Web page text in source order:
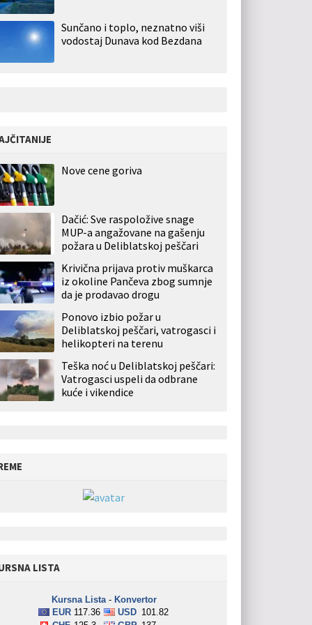
Sunčano i toplo, neznatno viši
vodostaj Dunava kod Bezdana
Nove cene goriva
Dačić: Sve raspoložive snage
MUP-a angažovane na gašenju
požara u Deliblatskoj peščari
Krivična prijava protiv muškarca
iz okoline Pančeva zbog sumnje
da je prodavao drogu
Ponovo izbio požar u
Deliblatskoj peščari, vatrogasci i
helikopteri na terenu
Teška noć u Deliblatskoj peščari:
Vatrogasci uspeli da odbrane
kuće i vikendice
LISTA